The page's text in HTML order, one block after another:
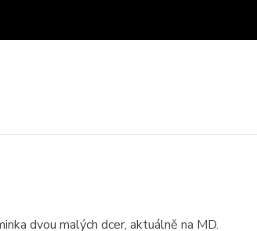
dvou malých dcer, aktuálně na MD.